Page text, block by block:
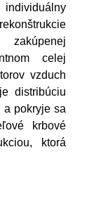
celej
vzduch
distribúciu
a pokryje sa
krbové
ktorá